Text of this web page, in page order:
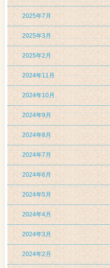
2025年7月
2025年3月
2025年2月
2024年11月
2024年10月
2024年9月
2024年8月
2024年7月
2024年6月
2024年5月
2024年4月
2024年3月
2024年2月